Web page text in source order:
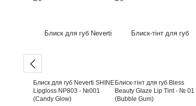
Блиск для губ Neverti SHINE
Lipgloss NP803 - №001
(Candy Glow)
Блиск-тінт для губ Bless
Beauty Glaze Lip Tint - № 01
(Bubble Gum)